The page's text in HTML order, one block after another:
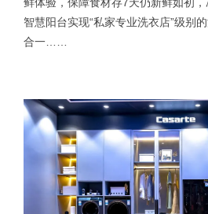
鲜体验，保障食材存7天仍新鲜如初，
智慧阳台实现“私家专业洗衣店”级别
合一……